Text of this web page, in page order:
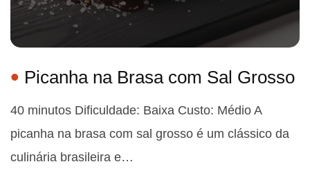
Picanha na Brasa com Sal Grosso
40 minutos Dificuldade: Baixa Custo: Médio A
picanha na brasa com sal grosso é um clássico da
culinária brasileira e…